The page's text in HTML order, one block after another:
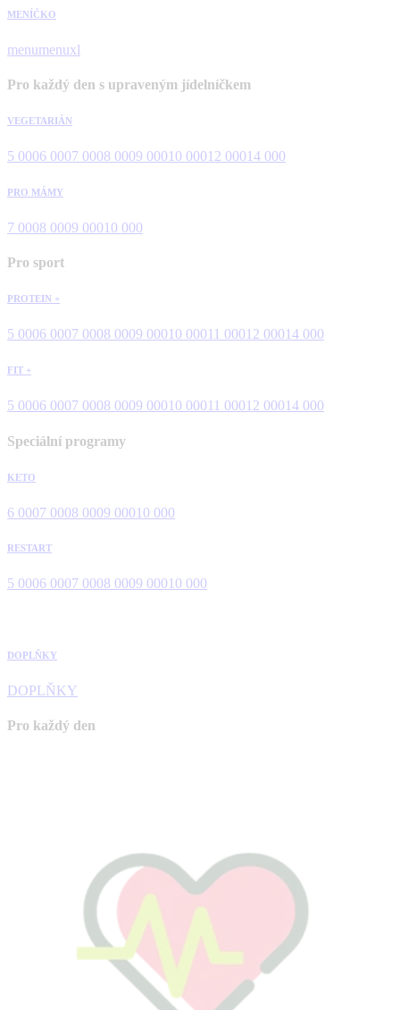
MENÍČKO
menumenuxl
Pro každý den s upraveným jídelníčkem
VEGETARIÁN
5 0006 0007 0008 0009 00010 00012 00014 000
PRO MÁMY
7 0008 0009 00010 000
Pro sport
PROTEIN +
5 0006 0007 0008 0009 00010 00011 00012 00014 000
FIT +
5 0006 0007 0008 0009 00010 00011 00012 00014 000
Speciální programy
KETO
6 0007 0008 0009 00010 000
RESTART
5 0006 0007 0008 0009 00010 000
DOPLŇKY
DOPLŇKY
Pro každý den